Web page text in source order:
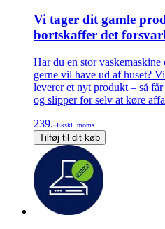
Vi tager dit gamle
bortskaffer det
Har du en stor
gerne vil have ud af huset?
leverer et nyt produkt – så
og slipper for selv at køre
239.-Ekskl. moms
Tilføj til dit køb